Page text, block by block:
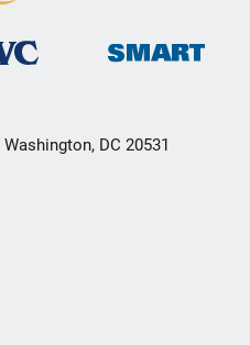
DC 20531